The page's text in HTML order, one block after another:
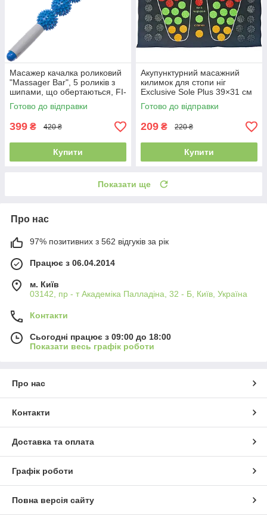
Масажер качалка роликовий
"Massager Bar", 5 роликів з
шипами, що обертаються, FI-
1794
Готово до відправки
399 ₴ 420 ₴
Купити
Акупунктурний масажний
килимок для стопи ніг
Exclusive Sole Plus 39×31 см
Готово до відправки
209 ₴ 220 ₴
Купити
Показати ще
Про нас
97% позитивних з 562 відгуків за рік
Працює з 06.04.2014
м. Київ
03142, пр - т Академіка Палладіна, 32 - Б, Київ, Україна
Контакти
Сьогодні працює з 09:00 до 18:00
Показати весь графік роботи
Про нас
Контакти
Доставка та оплата
Графік роботи
Повна версія сайту